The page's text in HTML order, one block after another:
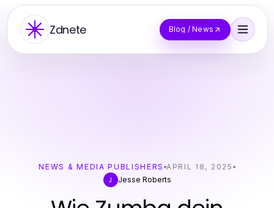
Zdnete Blog / News
NEWS & MEDIA PUBLISHERS APRIL 18, 2025
J
Jesse Roberts